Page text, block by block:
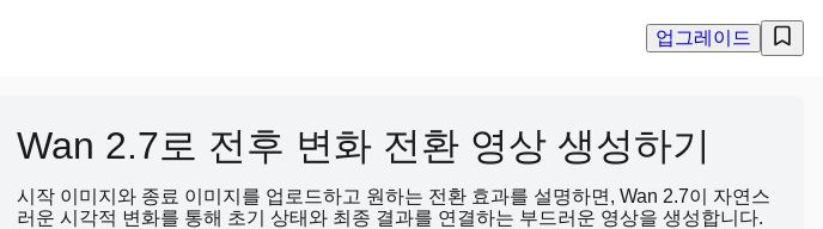
업그레이드
Wan 2.7로 전후 변화 전환 영상 생성하기
시작 이미지와 종료 이미지를 업로드하고 원하는 전환 효과를 설명하면, Wan 2.7이 자연스
러운 시각적 변화를 통해 초기 상태와 최종 결과를 연결하는 부드러운 영상을 생성합니다.